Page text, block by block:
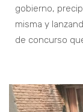
gobierno,
misma y
de concurso